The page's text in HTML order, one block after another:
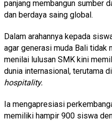
panjang membangun sumber
dan berdaya saing global.
Dalam arahannya kepada
agar generasi muda Bali tidak
menilai lulusan SMK kini
dunia internasional, terutama
hospitality.
Ia mengapresiasi
memiliki hampir 900 siswa